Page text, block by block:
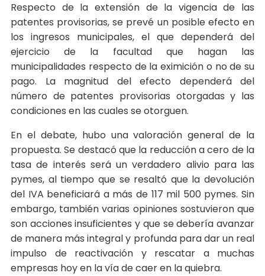
Respecto de la extensión de la vigencia de las
patentes provisorias, se prevé un posible efecto en
los ingresos municipales, el que dependerá del
ejercicio de la facultad que hagan las
municipalidades respecto de la eximición o no de su
pago. La magnitud del efecto dependerá del
número de patentes provisorias otorgadas y las
condiciones en las cuales se otorguen.
En el debate, hubo una valoración general de la
propuesta. Se destacó que la reducción a cero de la
tasa de interés será un verdadero alivio para las
pymes, al tiempo que se resaltó que la devolución
del IVA beneficiará a más de 117 mil 500 pymes. Sin
embargo, también varias opiniones sostuvieron que
son acciones insuficientes y que se debería avanzar
de manera más integral y profunda para dar un real
impulso de reactivación y rescatar a muchas
empresas hoy en la vía de caer en la quiebra.